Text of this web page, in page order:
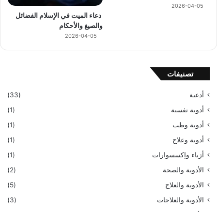
2026-04-05
دعاء الميت في الإسلام الفضائل
والصيغ والأحكام
2026-04-05
تصنيفات
أدعية
(33)
أدوية نفسية
(1)
أدوية وطب
(1)
أدوية وعلاج
(1)
أزياء وإكسسوارات
(1)
الأدوية والصحة
(2)
الأدوية والعلاج
(5)
الأدوية والعلاجات
(3)